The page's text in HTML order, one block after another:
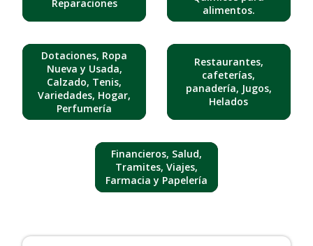
Reparaciones
alimentos.
Dotaciones, Ropa
Nueva y Usada,
Calzado, Tenis,
Variedades, Hogar,
Perfumería
Restaurantes,
cafeterías,
panadería, Jugos,
Helados
Financieros, Salud,
Tramites, Viajes,
Farmacia y Papelería